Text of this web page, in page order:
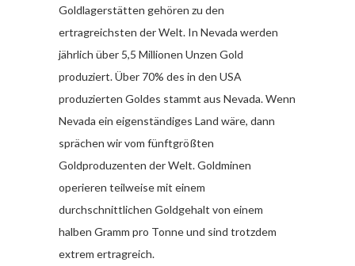
Goldlagerstätten gehören zu den
ertragreichsten der Welt. In Nevada werden
jährlich über 5,5 Millionen Unzen Gold
produziert. Über 70% des in den USA
produzierten Goldes stammt aus Nevada. Wenn
Nevada ein eigenständiges Land wäre, dann
sprächen wir vom fünftgrößten
Goldproduzenten der Welt. Goldminen
operieren teilweise mit einem
durchschnittlichen Goldgehalt von einem
halben Gramm pro Tonne und sind trotzdem
extrem ertragreich.